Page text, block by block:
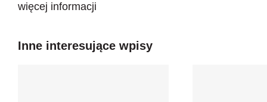
więcej informacji
Inne interesujące wpisy